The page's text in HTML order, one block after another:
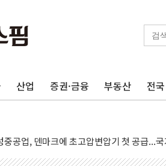
산업 증권·금융 부동산 전국
도·대구시 '2차 공공기관 이전' 대응 '맞손'
중공업, 덴마크에 초고압변압기 첫 공급...
크, AI 서비스 가격 대대적 인상 계획...업계